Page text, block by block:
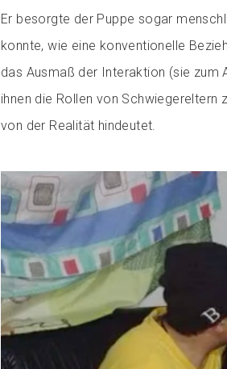
Er besorgte der Puppe sogar
konnte, wie eine konventionelle
das Ausmaß der Interaktion (sie zum
ihnen die Rollen von Schwiegereltern
von der Realität hindeutet.